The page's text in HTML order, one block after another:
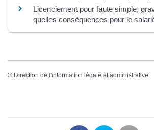
Licenciement pour faute simple,
quelles conséquences pour le
© Direction de l'information légale et administrative